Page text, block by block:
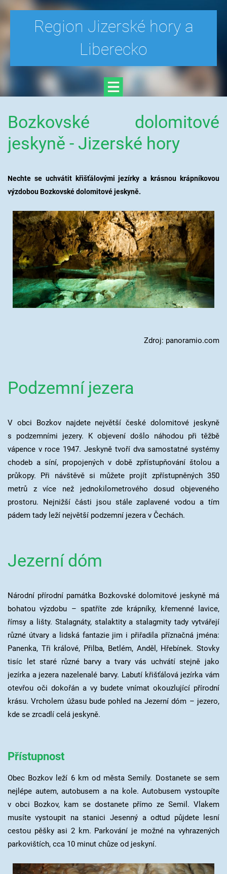
Region Jizerské hory a
Liberecko
Bozkovské dolomitové
jeskyně - Jizerské hory
Nechte se uchvátit křišťálovými jezírky a krásnou krápníkovou
výzdobou Bozkovské dolomitové jeskyně.
Zdroj: panoramio.com
Podzemní jezera
V obci Bozkov najdete největší české dolomitové jeskyně
s podzemními jezery. K objevení došlo náhodou při těžbě
vápence v roce 1947. Jeskyně tvoří dva samostatné systémy
chodeb a síní, propojených v době zpřístupňování štolou a
průkopy. Při návštěvě si můžete projít zpřístupněných 350
metrů z více než jednokilometrového dosud objeveného
prostoru. Nejnižší části jsou stále zaplavené vodou a tím
pádem tady leží největší podzemní jezera v Čechách.
Jezerní dóm
Národní přírodní památka Bozkovské dolomitové jeskyně má
bohatou výzdobu – spatříte zde krápníky, křemenné lavice,
římsy a lišty. Stalagnáty, stalaktity a stalagmity tady vytvářejí
různé útvary a lidská fantazie jim i přiřadila příznačná jména:
Panenka, Tři králové, Přilba, Betlém, Anděl, Hřebínek. Stovky
tisíc let staré různé barvy a tvary vás uchvátí stejně jako
jezírka a jezera nazelenalé barvy. Labutí křišťálová jezírka vám
otevřou oči dokořán a vy budete vnímat okouzlující přírodní
krásu. Vrcholem úžasu bude pohled na Jezerní dóm – jezero,
kde se zrcadlí celá jeskyně.
Přístupnost
Obec Bozkov leží 6 km od města Semily. Dostanete se sem
nejlépe autem, autobusem a na kole. Autobusem vystoupíte
v obci Bozkov, kam se dostanete přímo ze Semil. Vlakem
musíte vystoupit na stanici Jesenný a odtud půjdete lesní
cestou pěšky asi 2 km. Parkování je možné na vyhrazených
parkovištích, cca 10 minut chůze od jeskyní.